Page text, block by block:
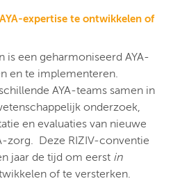
expertise te ontwikkelen of
is een geharmoniseerd AYA-
en te implementeren.
AYA-teams samen in
onderzoek,
en evaluaties van nieuwe
zorg. ​ Deze RIZIV-conventie
jaar de tijd om eerst in
of te versterken.